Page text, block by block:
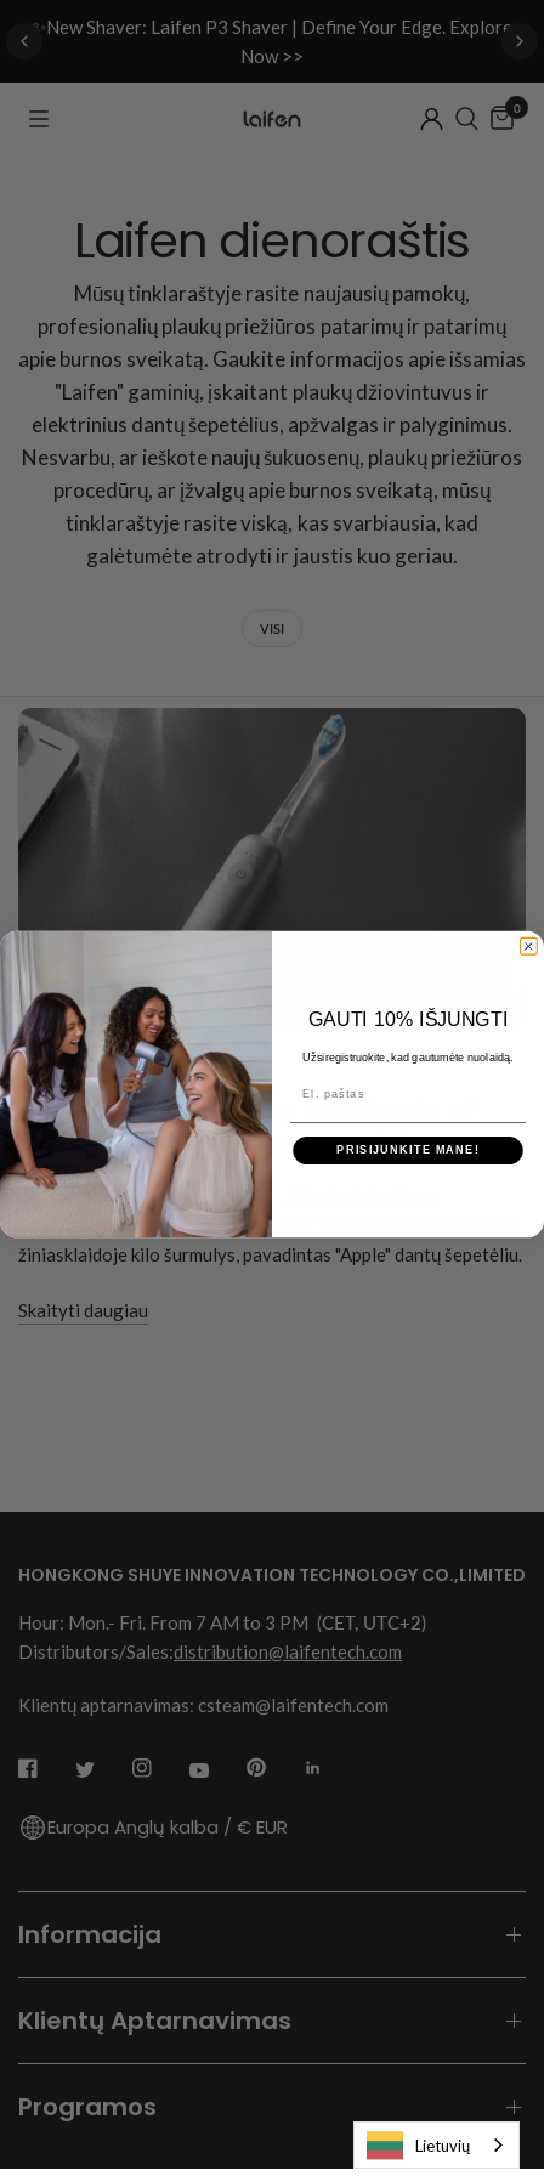
✨New Shaver: Laifen P3 Shaver | Define Your Edge. Explore
Now >>
0
Laifen dienoraštis
Mūsų tinklaraštyje rasite naujausių pamokų,
profesionalių plaukų priežiūros patarimų ir patarimų
apie burnos sveikatą. Gaukite informacijos apie išsamias
"Laifen" gaminių, įskaitant plaukų džiovintuvus ir
elektrinius dantų šepetėlius, apžvalgas ir palyginimus.
Nesvarbu, ar ieškote naujų šukuosenų, plaukų priežiūros
procedūrų, ar įžvalgų apie burnos sveikatą, mūsų
tinklaraštyje rasite viską, kas svarbiausia, kad
galėtumėte atrodyti ir jaustis kuo geriau.
VISI
MARCH 13 2026
The Laifen Wave Pro: The Apple of
Electric Toothbrushes?
Jei "Apple" sukurtų dantų šepetėlį...Nuo tada, kai buvo
pristatytas elektrinis dantų šepetėlis "Laifen Wave", socialinėje
žiniasklaidoje kilo šurmulys, pavadintas "Apple" dantų šepetėliu.
Skaityti daugiau
HONGKONG SHUYE INNOVATION TECHNOLOGY CO.,LIMITED
Hour: Mon.- Fri. From 7 AM to 3 PM (CET, UTC+2)
Distributors/Sales:distribution@laifentech.com
Klientų aptarnavimas: csteam@laifentech.com
Europa Anglų kalba / € EUR
Informacija
Klientų Aptarnavimas
Programos
Lietuvių
GAUTI 10% IŠJUNGTI
Užsiregistruokite, kad gautumėte nuolaidą.
PRISIJUNKITE MANE!